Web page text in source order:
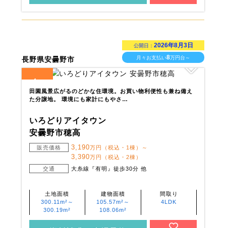
長野県安曇野市
公開日： 2026年8月3日
月々お支払い8万円台～
4
田園風景広がるのどかな住環境。お買い物利便性も兼ね備え
た分譲地。 環境にも家計にもやさ…
いろどりアイタウン
安曇野市穂高
販売価格 3,190万円（税込・1棟）～
3,390万円（税込・2棟）
交通
大糸線『有明』徒歩30分 他
土地面積
300.11m²～
300.19m²
建物面積
105.57m²～
108.06m²
間取り
4LDK